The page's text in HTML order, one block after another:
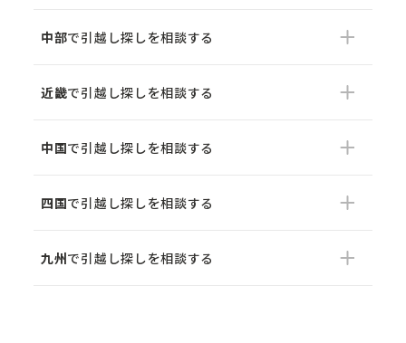
中部で引越し探しを相談する
近畿で引越し探しを相談する
中国で引越し探しを相談する
四国で引越し探しを相談する
九州で引越し探しを相談する